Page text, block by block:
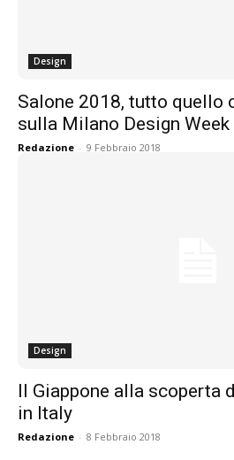
Design
Salone 2018, tutto quello
sulla Milano Design Week
Redazione - 9 Febbraio 2018
Design
Il Giappone alla scoperta
in Italy
Redazione - 8 Febbraio 2018